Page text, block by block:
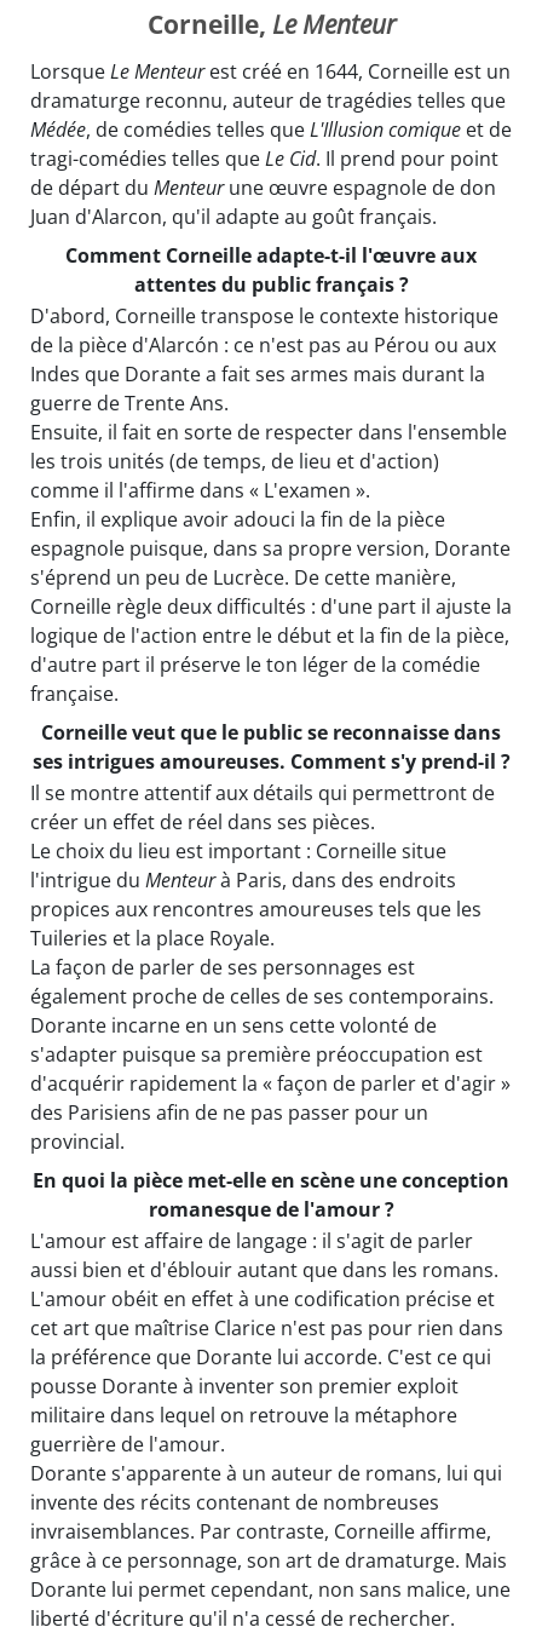
Corneille, Le Menteur
LorsqueLe Menteurest créé en 1644, Corneille est un
dramaturge reconnu, auteur de tragédies telles que
Médée, de comédies telles queL'Illusion comique et de
tragi-comédies telles queLe Cid. Il prend pour point
de départ du Menteurune œuvre espagnole de don
Juan d'Alarcon, qu'il adapte au goût français.
Comment Corneille adapte-t-il l'œuvre aux
attentes du public français ?
D'abord, Corneille transpose le contexte historique
de la pièce d'Alarcón : ce n'est pas au Pérou ou aux
Indes que Dorante a fait ses armes mais durant la
guerre de Trente Ans.
Ensuite, il fait en sorte de respecter dans l'ensemble
les trois unités (de temps, de lieu et d'action)
comme il l'affirme dans « L'examen ».
Enfin, il explique avoir adouci la fin de la pièce
espagnole puisque, dans sa propre version, Dorante
s'éprend un peu de Lucrèce. De cette manière,
Corneille règle deux difficultés : d'une part il ajuste la
logique de l'action entre le début et la fin de la pièce,
d'autre part il préserve le ton léger de la comédie
française.
Corneille veut que le public se reconnaisse dans
ses intrigues amoureuses. Comment s'y prend-il ?
Il se montre attentif aux détails qui permettront de
créer un effet de réel dans ses pièces.
Le choix du lieu est important : Corneille situe
l'intrigue du Menteurà Paris, dans des endroits
propices aux rencontres amoureuses tels que les
Tuileries et la place Royale.
La façon de parler de ses personnages est
également proche de celles de ses contemporains.
Dorante incarne en un sens cette volonté de
s'adapter puisque sa première préoccupation est
d'acquérir rapidement la « façon de parler et d'agir »
des Parisiens afin de ne pas passer pour un
provincial.
En quoi la pièce met-elle en scène une conception
romanesque de l'amour ?
L'amour est affaire de langage : il s'agit de parler
aussi bien et d'éblouir autant que dans les romans.
L'amour obéit en effet à une codification précise et
cet art que maîtrise Clarice n'est pas pour rien dans
la préférence que Dorante lui accorde. C'est ce qui
pousse Dorante à inventer son premier exploit
militaire dans lequel on retrouve la métaphore
guerrière de l'amour.
Dorante s'apparente à un auteur de romans, lui qui
invente des récits contenant de nombreuses
invraisemblances. Par contraste, Corneille affirme,
grâce à ce personnage, son art de dramaturge. Mais
Dorante lui permet cependant, non sans malice, une
liberté d'écriture qu'il n'a cessé de rechercher.